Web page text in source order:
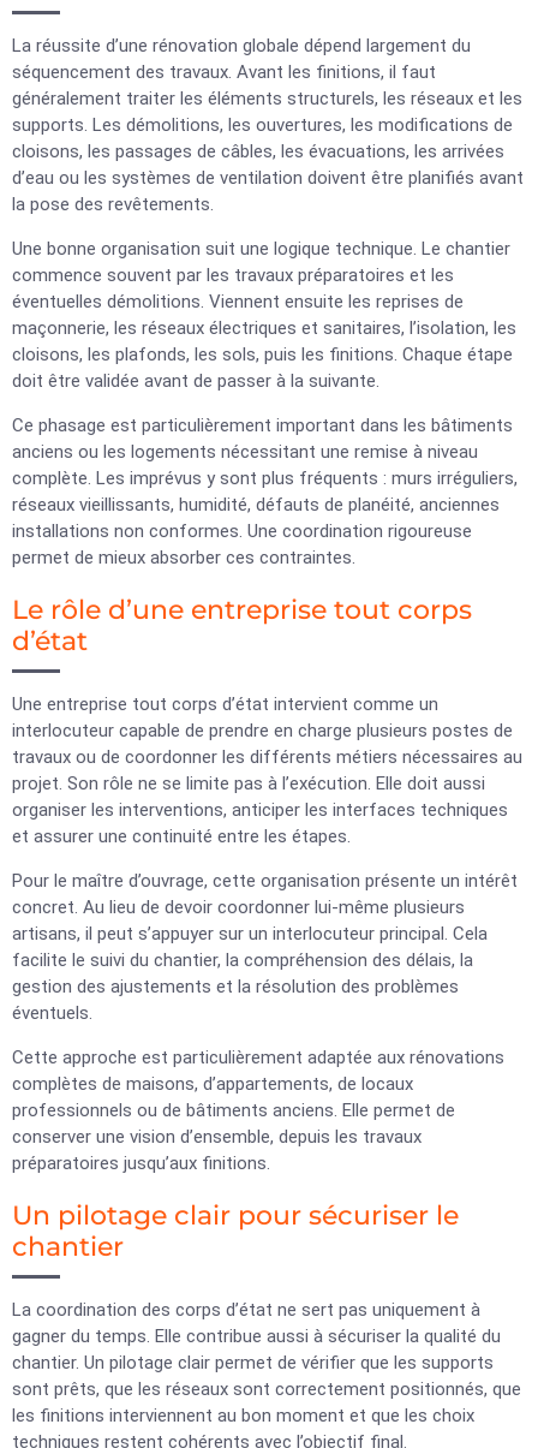
La réussite d’une rénovation globale dépend largement du
séquencement des travaux. Avant les finitions, il faut
généralement traiter les éléments structurels, les réseaux et les
supports. Les démolitions, les ouvertures, les modifications de
cloisons, les passages de câbles, les évacuations, les arrivées
d’eau ou les systèmes de ventilation doivent être planifiés avant
la pose des revêtements.
Une bonne organisation suit une logique technique. Le chantier
commence souvent par les travaux préparatoires et les
éventuelles démolitions. Viennent ensuite les reprises de
maçonnerie, les réseaux électriques et sanitaires, l’isolation, les
cloisons, les plafonds, les sols, puis les finitions. Chaque étape
doit être validée avant de passer à la suivante.
Ce phasage est particulièrement important dans les bâtiments
anciens ou les logements nécessitant une remise à niveau
complète. Les imprévus y sont plus fréquents : murs irréguliers,
réseaux vieillissants, humidité, défauts de planéité, anciennes
installations non conformes. Une coordination rigoureuse
permet de mieux absorber ces contraintes.
Le rôle d’une entreprise tout corps
d’état
Une entreprise tout corps d’état intervient comme un
interlocuteur capable de prendre en charge plusieurs postes de
travaux ou de coordonner les différents métiers nécessaires au
projet. Son rôle ne se limite pas à l’exécution. Elle doit aussi
organiser les interventions, anticiper les interfaces techniques
et assurer une continuité entre les étapes.
Pour le maître d’ouvrage, cette organisation présente un intérêt
concret. Au lieu de devoir coordonner lui-même plusieurs
artisans, il peut s’appuyer sur un interlocuteur principal. Cela
facilite le suivi du chantier, la compréhension des délais, la
gestion des ajustements et la résolution des problèmes
éventuels.
Cette approche est particulièrement adaptée aux rénovations
complètes de maisons, d’appartements, de locaux
professionnels ou de bâtiments anciens. Elle permet de
conserver une vision d’ensemble, depuis les travaux
préparatoires jusqu’aux finitions.
Un pilotage clair pour sécuriser le
chantier
La coordination des corps d’état ne sert pas uniquement à
gagner du temps. Elle contribue aussi à sécuriser la qualité du
chantier. Un pilotage clair permet de vérifier que les supports
sont prêts, que les réseaux sont correctement positionnés, que
les finitions interviennent au bon moment et que les choix
techniques restent cohérents avec l’objectif final.